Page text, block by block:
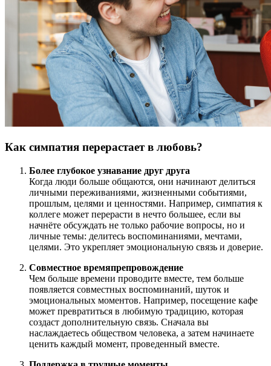
Как симпатия перерастает в любовь?
Более глубокое узнавание друг друга
Когда люди больше общаются, они начинают делиться
личными переживаниями, жизненными событиями,
прошлым, целями и ценностями. Например, симпатия к
коллеге может перерасти в нечто большее, если вы
начнёте обсуждать не только рабочие вопросы, но и
личные темы: делитесь воспоминаниями, мечтами,
целями. Это укрепляет эмоциональную связь и доверие.
Совместное времяпрепровождение
Чем больше времени проводите вместе, тем больше
появляется совместных воспоминаний, шуток и
эмоциональных моментов. Например, посещение кафе
может превратиться в любимую традицию, которая
создаст дополнительную связь. Сначала вы
наслаждаетесь обществом человека, а затем начинаете
ценить каждый момент, проведенный вместе.